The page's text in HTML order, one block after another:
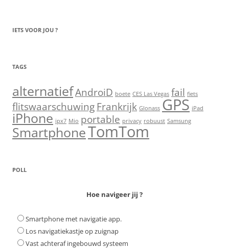
IETS VOOR JOU ?
TAGS
alternatiefAndroiD boete CES Las Vegas fail fiets
flitswaarschuwing Frankrijk Glonass GPS iPad
iPhone ipx7 Mio portable privacy robuust Samsung
SmartphoneTomTom
POLL
Hoe navigeer jij ?
Smartphone met navigatie app.
Los navigatiekastje op zuignap
Vast achteraf ingebouwd systeem